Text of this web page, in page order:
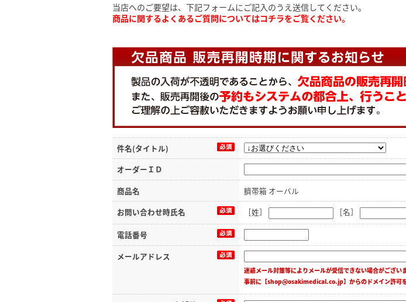
当店へのご要望は、下記フォームにご記入のうえ送信してください。
商品に関するよくあるご質問についてはコチラをご覧ください。
件名(タイトル)
オーダーＩＤ
商品名
臍帯箱 オーバル
お問い合わせ時氏名
［姓］ ［名］
電話番号
メールアドレス
迷惑メール対策等によりメールが受信できない場合がございま
事前に【shop@osakimedical.co.jp】からのドメイン許可を